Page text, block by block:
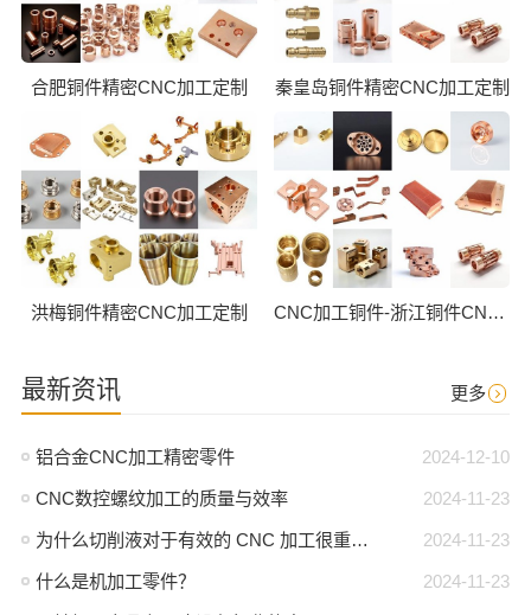
合肥铜件精密CNC加工定制 秦皇岛铜件精密CNC加工定制
洪梅铜件精密CNC加工定制 CNC加工铜件-浙江铜件CNC批量加工
最新资讯 更多
2024-12-10
铝合金CNC加工精密零件
2024-11-23
CNC数控螺纹加工的质量与效率
2024-11-23
为什么切削液对于有效的 CNC 加工很重要？
2024-11-23
什么是机加工零件？